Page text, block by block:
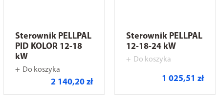
Sterownik PELLPAL
PID KOLOR 12-18
kW
Do koszyka
2 140,20 zł
Sterownik PELLPAL
12-18-24 kW
Do koszyka
1 025,51 zł